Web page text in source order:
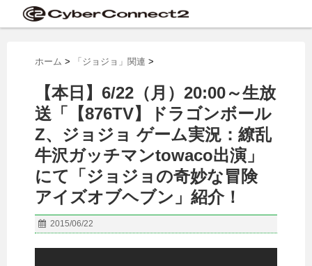
ホーム > 「ジョジョ」関連 >
【本日】6/22（月）20:00～生放
送「【876TV】ドラゴンボール
Z、ジョジョ ゲーム実況：繚乱
牛沢ガッチマンtowaco出演」
にて「ジョジョの奇妙な冒険
アイズオブヘブン」紹介！
2015/06/22